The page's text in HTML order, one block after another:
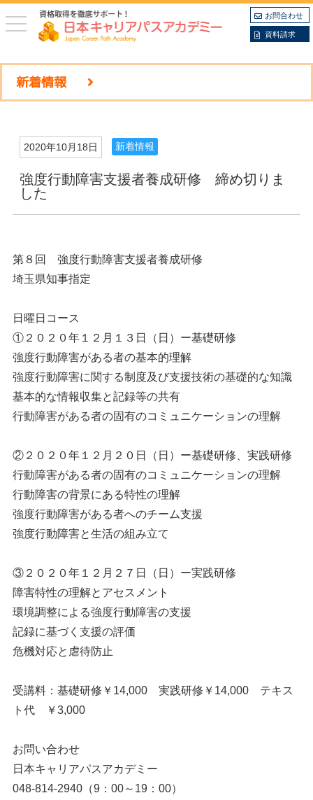
toggle
navigation
お問合わせ
資料請求
新着情報
2020年10月18日 新着情報
強度行動障害支援者養成研修 締め切りま
した
第８回 強度行動障害支援者養成研修
埼玉県知事指定
日曜日コース
①２０２０年１２月１３日（日）ー基礎研修
強度行動障害がある者の基本的理解
強度行動障害に関する制度及び支援技術の基礎的な知識
基本的な情報収集と記録等の共有
行動障害がある者の固有のコミュニケーションの理解
②２０２０年１２月２０日（日）ー基礎研修、実践研修
行動障害がある者の固有のコミュニケーションの理解
行動障害の背景にある特性の理解
強度行動障害がある者へのチーム支援
強度行動障害と生活の組み立て
③２０２０年１２月２７日（日）ー実践研修
障害特性の理解とアセスメント
環境調整による強度行動障害の支援
記録に基づく支援の評価
危機対応と虐待防止
受講料：基礎研修￥14,000 実践研修￥14,000 テキス
ト代 ￥3,000
お問い合わせ
日本キャリアパスアカデミー
048-814-2940（9：00～19：00）